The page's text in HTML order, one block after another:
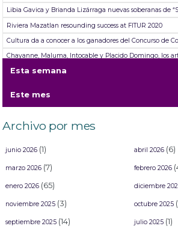
Libia Gavica y Brianda Lizárraga nuevas soberanas de
Riviera Mazatlan resounding success at FITUR 2020
Cultura da a conocer a los ganadores del Concurso de
Chayanne, Maluma, Intocable y Placido Domingo, los
Esta semana
Este mes
Archivo por mes
junio 2026(1) abril 2026(6)
marzo 2026(7) febrero 2026
enero 2026(65) diciembre
noviembre 2025(3) octubre 2025
septiembre 2025(14) julio 2025(1)